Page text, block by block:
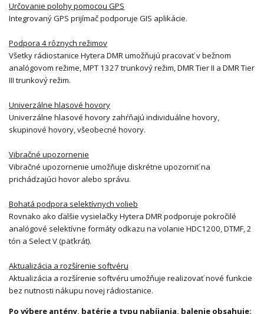
Určovanie polohy pomocou GPS
Integrovaný GPS prijímač podporuje GIS aplikácie.
Podpora 4 rôznych režimov
Všetky rádiostanice Hytera DMR umožňujú pracovať v bežnom
analógovom režime, MPT 1327 trunkový režim, DMR Tier II a DMR Tier
III trunkový režim.
Univerzálne hlasové hovory
Univerzálne hlasové hovory zahŕňajú individuálne hovory,
skupinové hovory, všeobecné hovory.
Vibračné upozornenie
Vibračné upozornenie umožňuje diskrétne upozorniť na
prichádzajúci hovor alebo správu.
Bohatá podpora selektívnych volieb
Rovnako ako ďalšie vysielačky Hytera DMR podporuje pokročilé
analógové selektívne formáty odkazu na volanie HDC1200, DTMF, 2
tón a Select V (päťkrát).
Aktualizácia a rozšírenie softvéru
Aktualizácia a rozšírenie softvéru umožňuje realizovať nové funkcie
bez nutnosti nákupu novej rádiostanice.
Po výbere antény, batérie a typu nabíjania, balenie obsahuje: